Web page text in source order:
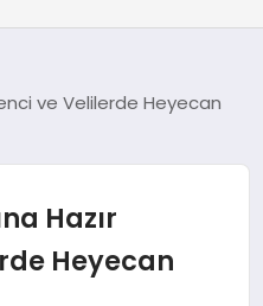
ve Velilerde Heyecan
Hazır
Heyecan